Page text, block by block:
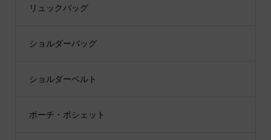
リュックバッグ
ショルダーバッグ
ショルダーベルト
ポーチ・ポシェット